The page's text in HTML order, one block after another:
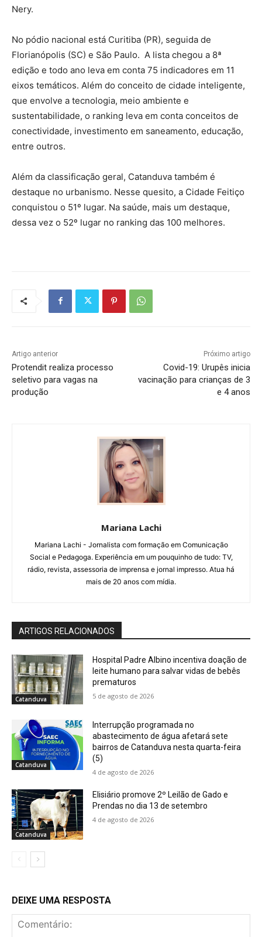
Nery.
No pódio nacional está Curitiba (PR), seguida de
Florianópolis (SC) e São Paulo. A lista chegou a 8ª
edição e todo ano leva em conta 75 indicadores em 11
eixos temáticos. Além do conceito de cidade inteligente,
que envolve a tecnologia, meio ambiente e
sustentabilidade, o ranking leva em conta conceitos de
conectividade, investimento em saneamento, educação,
entre outros.
Além da classificação geral, Catanduva também é
destaque no urbanismo. Nesse quesito, a Cidade Feitiço
conquistou o 51º lugar. Na saúde, mais um destaque,
dessa vez o 52º lugar no ranking das 100 melhores.
Artigo anterior
Protendit realiza processo
seletivo para vagas na
produção
Próximo artigo
Covid-19: Urupês inicia
vacinação para crianças de 3
e 4 anos
Mariana Lachi
Mariana Lachi - Jornalista com formação em Comunicação
Social e Pedagoga. Experiência em um pouquinho de tudo: TV,
rádio, revista, assessoria de imprensa e jornal impresso. Atua há
mais de 20 anos com mídia.
ARTIGOS RELACIONADOS
Catanduva
Hospital Padre Albino incentiva doação de
leite humano para salvar vidas de bebês
prematuros
5 de agosto de 2026
Catanduva
Interrupção programada no
abastecimento de água afetará sete
bairros de Catanduva nesta quarta-feira
(5)
4 de agosto de 2026
Catanduva
Elisiário promove 2º Leilão de Gado e
Prendas no dia 13 de setembro
4 de agosto de 2026
DEIXE UMA RESPOSTA